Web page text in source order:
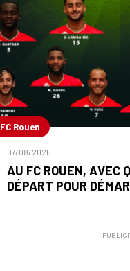
FC Rouen
07/08/2026
AU FC ROUEN, AVEC
DÉPART POUR